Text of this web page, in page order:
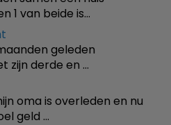
1 van beide is…
geleden
zijn derde en …
oma is overleden en nu
geld …